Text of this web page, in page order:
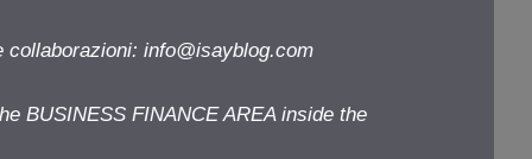
collaborazioni: info@isayblog.com
BUSINESS FINANCE AREA inside the